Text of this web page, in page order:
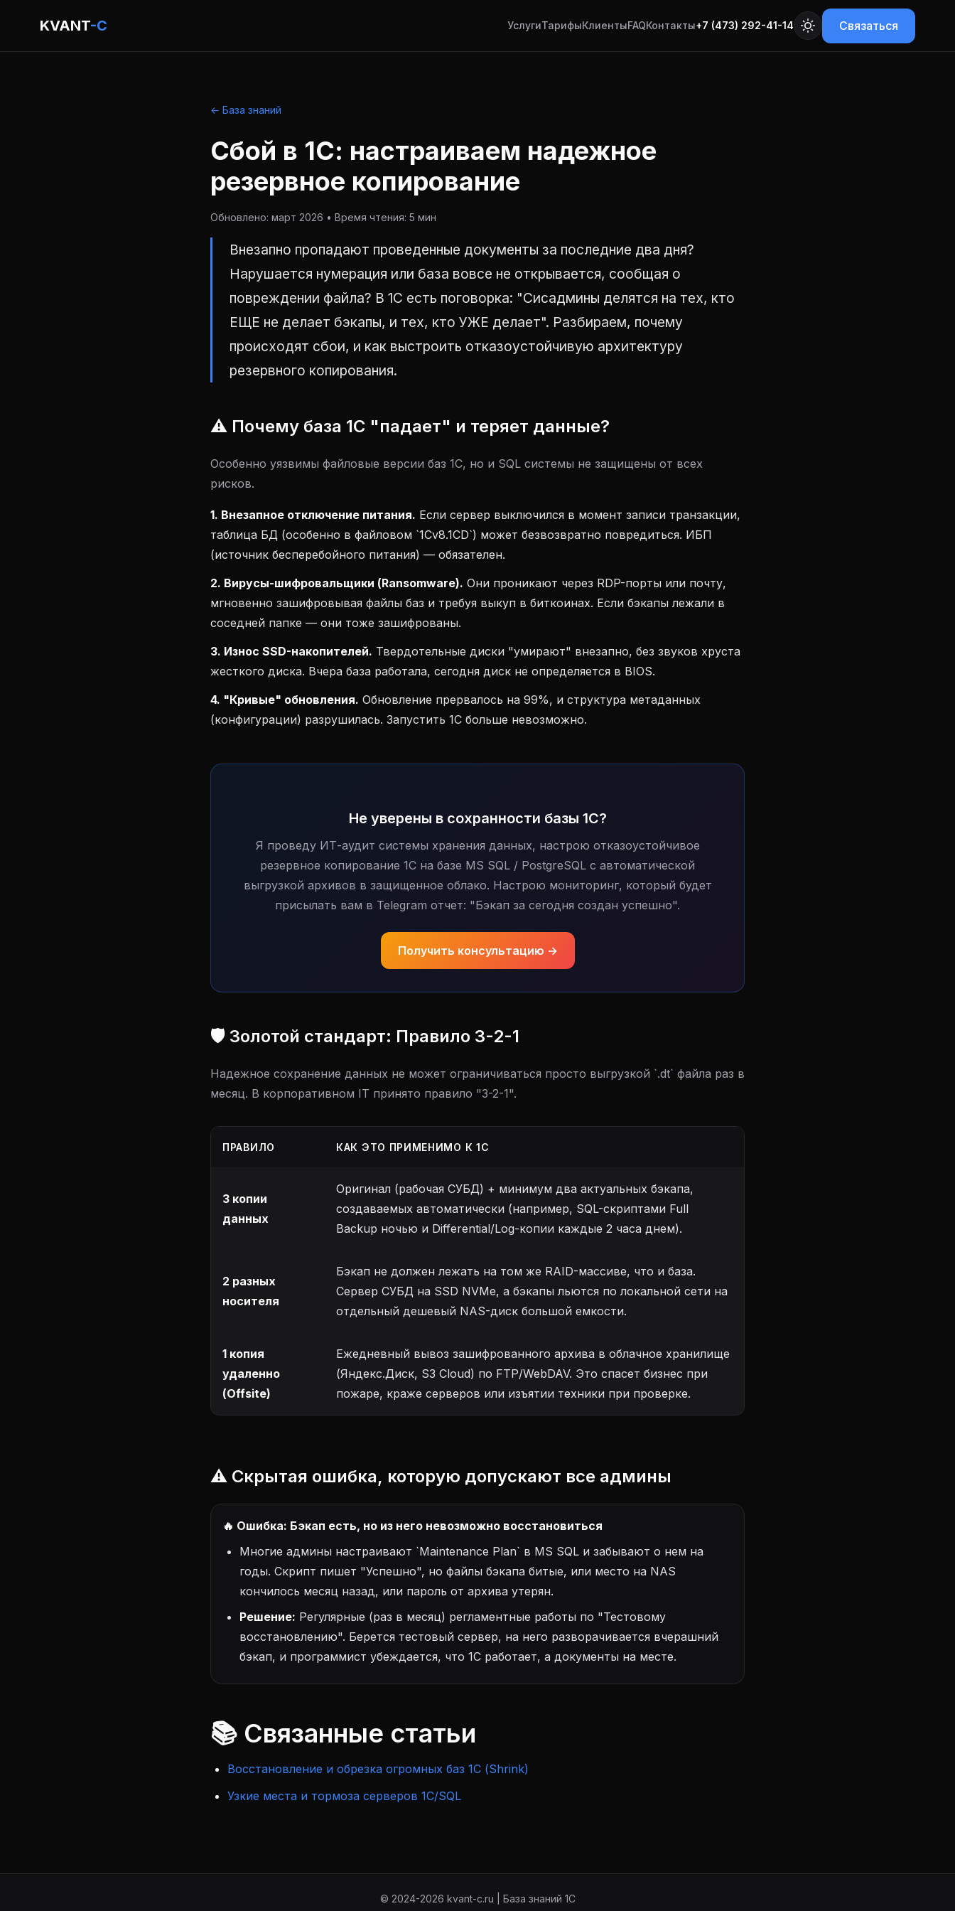
KVANT-C УслугиТарифыКлиентыFAQКонтакты+7 (473) 292-41-14 Связаться
← База знаний
Сбой в 1С: настраиваем надежное
резервное копирование
Обновлено: март 2026 • Время чтения: 5 мин
Внезапно пропадают проведенные документы за последние два дня?
Нарушается нумерация или база вовсе не открывается, сообщая о
повреждении файла? В 1С есть поговорка: "Сисадмины делятся на тех, кто
ЕЩЕ не делает бэкапы, и тех, кто УЖЕ делает". Разбираем, почему
происходят сбои, и как выстроить отказоустойчивую архитектуру
резервного копирования.
⚠️ Почему база 1С "падает" и теряет данные?
Особенно уязвимы файловые версии баз 1С, но и SQL системы не защищены от всех
рисков.
1. Внезапное отключение питания. Если сервер выключился в момент записи транзакции,
таблица БД (особенно в файловом `1Cv8.1CD`) может безвозвратно повредиться. ИБП
(источник бесперебойного питания) — обязателен.
2. Вирусы-шифровальщики (Ransomware). Они проникают через RDP-порты или почту,
мгновенно зашифровывая файлы баз и требуя выкуп в биткоинах. Если бэкапы лежали в
соседней папке — они тоже зашифрованы.
3. Износ SSD-накопителей. Твердотельные диски "умирают" внезапно, без звуков хруста
жесткого диска. Вчера база работала, сегодня диск не определяется в BIOS.
4. "Кривые" обновления. Обновление прервалось на 99%, и структура метаданных
(конфигурации) разрушилась. Запустить 1С больше невозможно.
Не уверены в сохранности базы 1С?
Я проведу ИТ-аудит системы хранения данных, настрою отказоустойчивое
резервное копирование 1С на базе MS SQL / PostgreSQL с автоматической
выгрузкой архивов в защищенное облако. Настрою мониторинг, который будет
присылать вам в Telegram отчет: "Бэкап за сегодня создан успешно".
Получить консультацию →
🛡️ Золотой стандарт: Правило 3-2-1
Надежное сохранение данных не может ограничиваться просто выгрузкой `.dt` файла раз в
месяц. В корпоративном IT принято правило "3-2-1".
ПРАВИЛО КАК ЭТО ПРИМЕНИМО К 1С
3 копии
данных
Оригинал (рабочая СУБД) + минимум два актуальных бэкапа,
создаваемых автоматически (например, SQL-скриптами Full
Backup ночью и Differential/Log-копии каждые 2 часа днем).
2 разных
носителя
Бэкап не должен лежать на том же RAID-массиве, что и база.
Сервер СУБД на SSD NVMe, а бэкапы льются по локальной сети на
отдельный дешевый NAS-диск большой емкости.
1 копия
удаленно
(Offsite)
Ежедневный вывоз зашифрованного архива в облачное хранилище
(Яндекс.Диск, S3 Cloud) по FTP/WebDAV. Это спасет бизнес при
пожаре, краже серверов или изъятии техники при проверке.
⚠️ Скрытая ошибка, которую допускают все админы
🔥 Ошибка: Бэкап есть, но из него невозможно восстановиться
Многие админы настраивают `Maintenance Plan` в MS SQL и забывают о нем на
годы. Скрипт пишет "Успешно", но файлы бэкапа битые, или место на NAS
кончилось месяц назад, или пароль от архива утерян.
Решение: Регулярные (раз в месяц) регламентные работы по "Тестовому
восстановлению". Берется тестовый сервер, на него разворачивается вчерашний
бэкап, и программист убеждается, что 1С работает, а документы на месте.
📚 Связанные статьи
Восстановление и обрезка огромных баз 1С (Shrink)
Узкие места и тормоза серверов 1С/SQL
© 2024-2026 kvant-c.ru | База знаний 1С